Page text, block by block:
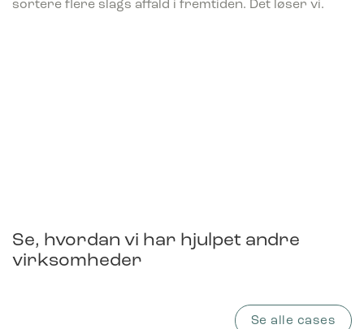
sortere flere slags affald i fremtiden. Det løser vi.
Se, hvordan vi har hjulpet andre
virksomheder
Se alle cases